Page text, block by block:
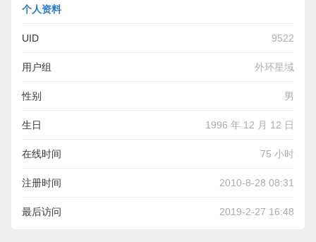
个人资料
UID 9522
用户组 外环星域
性别 男
生日 1996 年 12 月 12 日
在线时间 75 小时
注册时间 2010-8-28 08:31
最后访问 2019-2-27 16:48